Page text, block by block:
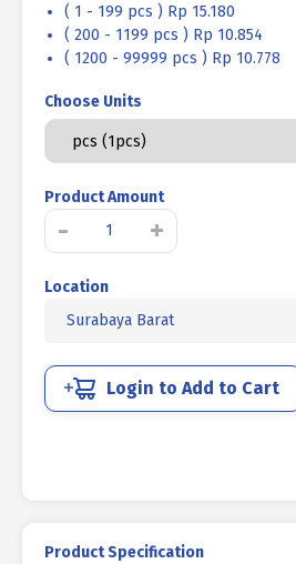
( 1 - 199 pcs ) Rp 15.180
( 200 - 1199 pcs ) Rp 10.854
( 1200 - 99999 pcs ) Rp 10.778
Choose Units
Product Amount
-
Kuantitas
TANAM
BAJA
X
3/4
+
Location
Surabaya Barat
Login to Add to Cart
Product Specification